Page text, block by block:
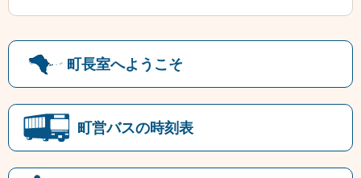
町長室へようこそ
町営バスの時刻表